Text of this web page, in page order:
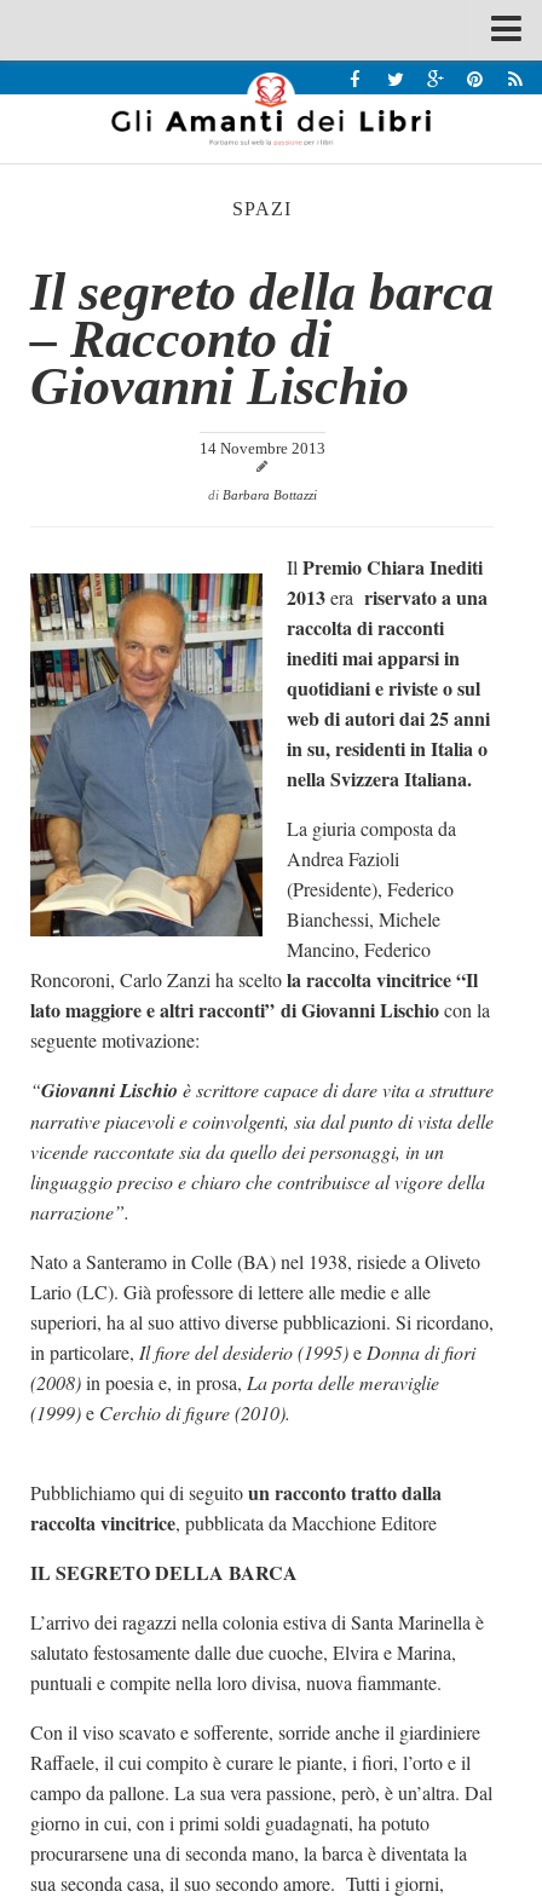
Recensioni
Interviste & Incontri
Chi siamo
Contatti
Eventi
Dicono di Noi
Rassegna Stampa
Archivio
Autori
Case editrici
Partnership
Giallo Stresa
Premio Chiara
A Tutto Volume
Salone di Torino
SPAZI
Il segreto della barca
– Racconto di
Giovanni Lischio
14 Novembre 2013
di Barbara Bottazzi
Il Premio Chiara Inediti
2013era riservato a una
raccolta di racconti
inediti mai apparsi in
quotidiani e riviste o sul
web di autori dai 25 anni
in su, residenti in Italia o
nella Svizzera Italiana.
La giuria composta da
Andrea Fazioli
(Presidente), Federico
Bianchessi, Michele
Mancino, Federico
Roncoroni, Carlo Zanzi ha sceltola raccolta vincitrice “Il
lato maggiore e altri racconti” di Giovanni Lischiocon la
seguente motivazione:
“GiovanniLischio è scrittore capace di dare vita a strutture
narrative piacevoli e coinvolgenti, sia dal punto di vista delle
vicende raccontate sia da quello dei personaggi, in un
linguaggio preciso e chiaro che contribuisce al vigore della
narrazione”.
Nato a Santeramo in Colle (BA) nel 1938, risiede a Oliveto
Lario (LC). Già professore di lettere alle medie e alle
superiori, ha al suo attivo diverse pubblicazioni. Si ricordano,
in particolare, Il fiore del desiderio (1995)e Donna di fiori
(2008)in poesia e, in prosa, La porta delle meraviglie
(1999)e Cerchio di figure (2010).
Pubblichiamo qui di seguitoun racconto tratto dalla
raccolta vincitrice, pubblicata da Macchione Editore
IL SEGRETO DELLA BARCA
L’arrivo dei ragazzi nella colonia estiva di Santa Marinella è
salutato festosamente dalle due cuoche, Elvira e Marina,
puntuali e compite nella loro divisa, nuova fiammante.
Con il viso scavato e sofferente, sorride anche il giardiniere
Raffaele, il cui compito è curare le piante, i fiori, l’orto e il
campo da pallone. La sua vera passione, però, è un’altra. Dal
giorno in cui, con i primi soldi guadagnati, ha potuto
procurarsene una di seconda mano, la barca è diventata la
sua seconda casa, il suo secondo amore. Tutti i giorni,